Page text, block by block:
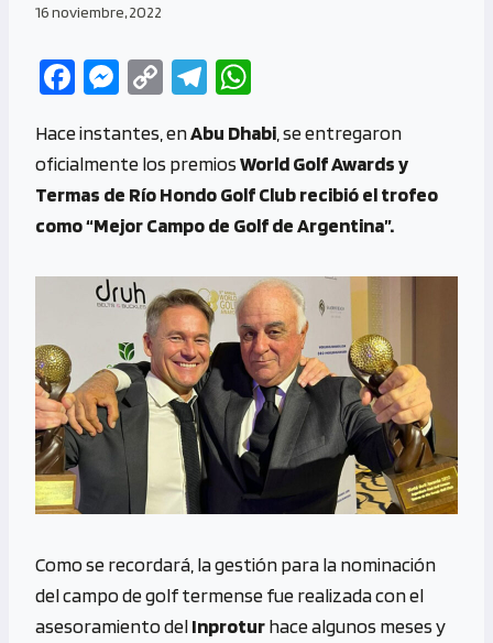
16 noviembre, 2022
Fa
b
o
o
M
se
n
g
C
py
Li
n
Te
gr
a
m
at
s
A
p
Hace instantes, enAbu Dhabi , se entregaron
oficialmente los premiosWorld Golf Awards y
Termas de Río Hondo Golf Club recibió el trofeo
como “Mejor Campo de Golf de Argentina”.
Como se recordará, la gestión para la nominación
del campo de golf termense fue realizada con el
asesoramiento delInproturhace algunos meses y